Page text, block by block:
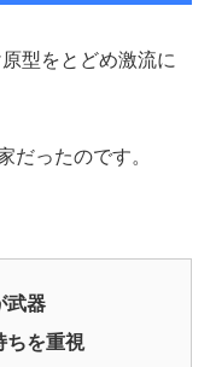
型をとどめ激流に
だったのです。
武器
ちを重視